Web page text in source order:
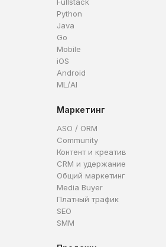
Python
Java
Go
Mobile
iOS
Android
ML/AI
Маркетинг
ASO / ORM
Community
Контент и креатив
CRM и удержание
Общий маркетинг
Media Buyer
Платный трафик
SEO
SMM